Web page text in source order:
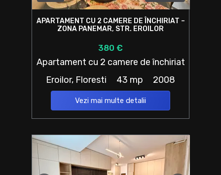
APARTAMENT CU 2 CAMERE DE ÎNCHIRIAT –
ZONA PANEMAR, STR. EROILOR
380 €
Apartament cu 2 camere de închiriat
Eroilor, Floresti
43 mp 2008
Vezi mai multe detalii